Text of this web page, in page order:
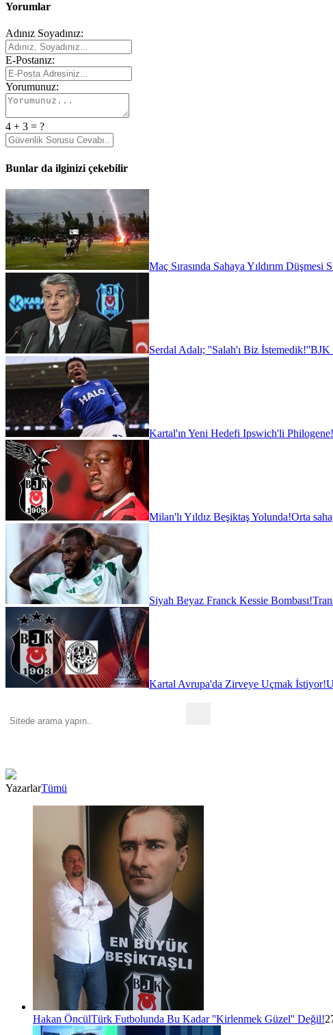
Yorumlar
Adınız Soyadınız:
E-Postanız:
Yorumunuz:
4 + 3 = ?
Bunlar da ilginizi çekebilir
Maç Sırasında Sahaya Yıldırım Düşmesi
Serdal Adalı; ''Salah'ı Biz İstemedik!''BJK
Kartal'ın Yeni Hedefi Ipswich'li Philogene!
Milan'lı Yıldız Beşiktaş Yolunda!Orta
Siyah Beyaz Franck Kessie Bombası!
Kartal Avrupa'da Zirveye Uçmak İstiyor!
YazarlarTümü
Hakan ÖncülTürk Futbolunda Bu Kadar ''Kirlenmek Güzel'' Değil!